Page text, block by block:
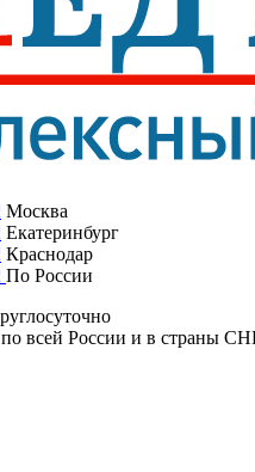
Москва
Екатеринбург
Краснодар
По России
всей России и в страны